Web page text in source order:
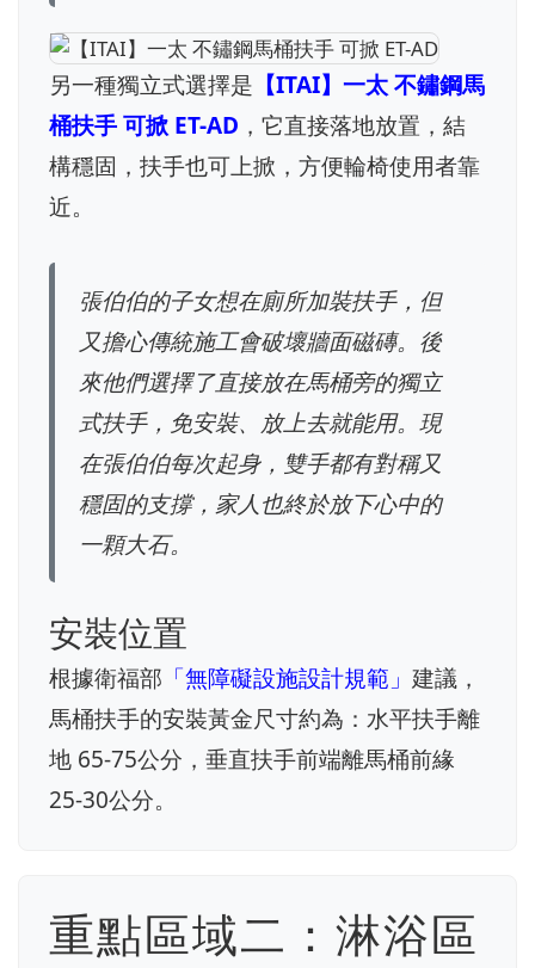
另一種獨立式選擇是 【ITAI】一太 不鏽鋼馬
桶扶手 可掀 ET-AD ，它直接落地放置，結
構穩固，扶手也可上掀，方便輪椅使用者靠
近。
張伯伯的子女想在廁所加裝扶手，但
又擔心傳統施工會破壞牆面磁磚。後
來他們選擇了直接放在馬桶旁的獨立
式扶手，免安裝、放上去就能用。現
在張伯伯每次起身，雙手都有對稱又
穩固的支撐，家人也終於放下心中的
一顆大石。
安裝位置
根據衛福部 「無障礙設施設計規範」 建議，
馬桶扶手的安裝黃金尺寸約為：水平扶手離
地 65-75公分，垂直扶手前端離馬桶前緣
25-30公分。
重點區域二：淋浴區